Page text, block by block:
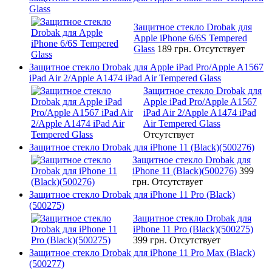
Glass
Защитное стекло Drobak для
Apple iPhone 6/6S Tempered
Glass 189 грн. Отсутствует
Защитное стекло Drobak для Apple iPad Pro/Apple A1567
iPad Air 2/Apple A1474 iPad Air Tempered Glass
Защитное стекло Drobak для
Apple iPad Pro/Apple A1567
iPad Air 2/Apple A1474 iPad
Air Tempered Glass
Отсутствует
Защитное стекло Drobak для iPhone 11 (Black)(500276)
Защитное стекло Drobak для
iPhone 11 (Black)(500276) 399
грн. Отсутствует
Защитное стекло Drobak для iPhone 11 Pro (Black)
(500275)
Защитное стекло Drobak для
iPhone 11 Pro (Black)(500275)
399 грн. Отсутствует
Защитное стекло Drobak для iPhone 11 Pro Max (Black)
(500277)